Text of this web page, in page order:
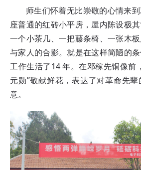
师生们怀着无比崇敬的心情来
座普通的红砖小平房，屋内陈设极其
一个小茶几、一把藤条椅、一张木
与家人的合影。就是在这样简陋的
工作生活了14 年。在邓稼先铜像前
元勋”敬献鲜花，表达了对革命先
意。